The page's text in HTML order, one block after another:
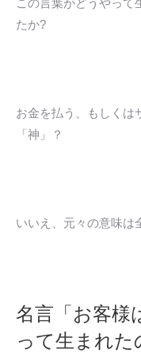
たか?
お金を払う、もしくは
「神」？
いいえ、元々の意味は
名言「お客様
って生まれた